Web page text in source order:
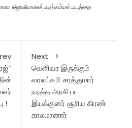
ஜெயமோகன் மஞ்சும்மல் படத்தை
!
Next
வெளிவர இருக்கும்
வரலட்சுமி சரத்குமார்
நடித்த அரசி பட
இயக்குனர் சூரிய கிரண்
காலமானார்